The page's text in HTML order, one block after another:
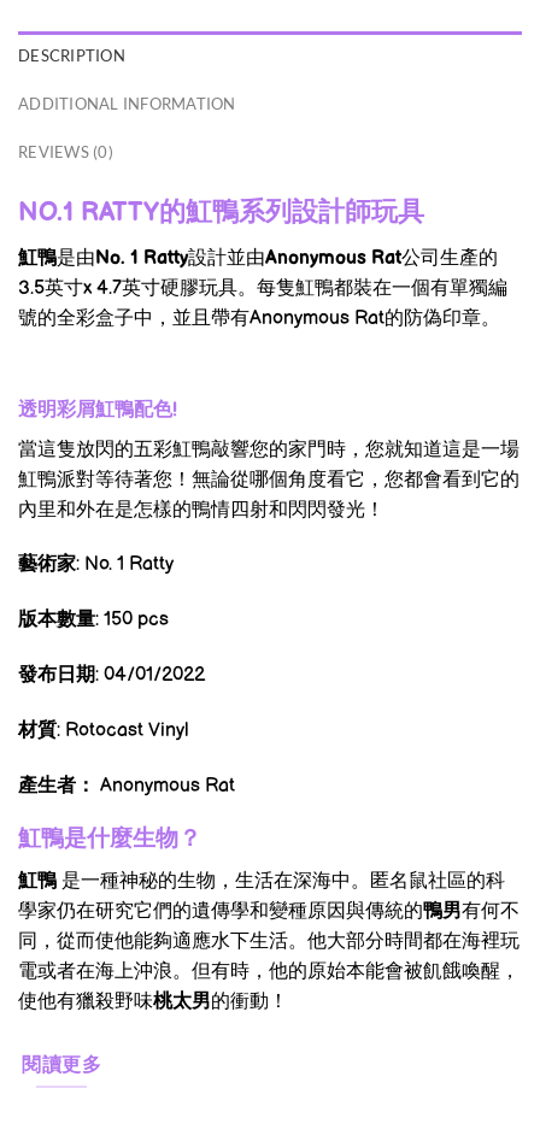
DESCRIPTION
ADDITIONAL INFORMATION
REVIEWS (0)
NO.1 RATTY的魟鴨系列設計師玩具
魟鴨是由No. 1 Ratty設計並由Anonymous Rat公司生產的
3.5英寸x 4.7英寸硬膠玩具。每隻魟鴨都裝在一個有單獨編
號的全彩盒子中，並且帶有Anonymous Rat的防偽印章。
透明彩屑魟鴨配色!
當這隻放閃的五彩魟鴨敲響您的家門時，您就知道這是一場
魟鴨派對等待著您！無論從哪個角度看它，您都會看到它的
內里和外在是怎樣的鴨情四射和閃閃發光！
藝術家: No. 1 Ratty
版本數量: 150 pcs
發布日期: 04/01/2022
材質: Rotocast Vinyl
產生者： Anonymous Rat
魟鴨是什麼生物？
魟鴨 是一種神秘的生物，生活在深海中。匿名鼠社區的科
學家仍在研究它們的遺傳學和變種原因與傳統的鴨男有何不
同，從而使他能夠適應水下生活。他大部分時間都在海裡玩
電或者在海上沖浪。但有時，他的原始本能會被飢餓喚醒，
使他有獵殺野味桃太男的衝動！
閱讀更多